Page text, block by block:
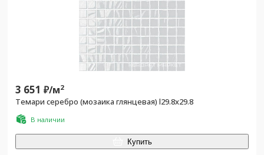
3 651 ₽/м2
Темари серебро (мозаика глянцевая) l29.8х29.8
В наличии
Купить